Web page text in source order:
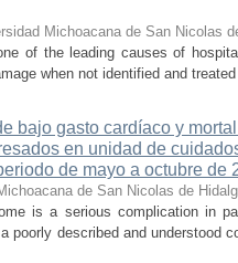
Michoacana de San Nicolas
of the leading causes of
when not identified and
bajo gasto cardíaco y
en unidad de
de mayo a octubre de
de San Nicolas de
is a serious complication in
poorly described and understood